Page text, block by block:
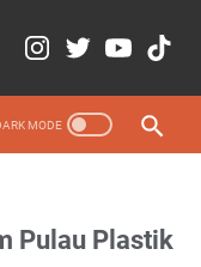
Pulau Plastik